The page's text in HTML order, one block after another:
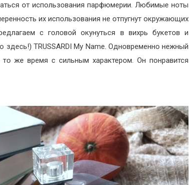
от использования парфюмерии. Любимые ноты
их использования не отпугнут окружающих
с головой окунуться в вихрь букетов и
здесь!) TRUSSARDI My Name. Одновременно нежный
же время с сильным характером. Он понравится